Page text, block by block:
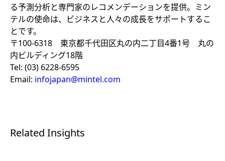
る予測分析と専門家のレコメンデーションを提供。ミン
テルの使命は、ビジネスと人々の成長をサポートするこ
とです。
〒100-6318 東京都千代田区丸の内二丁目4番1号 丸の
内ビルディング18階
Tel: (03) 6228-6595
Email: infojapan@mintel.com
Related Insights